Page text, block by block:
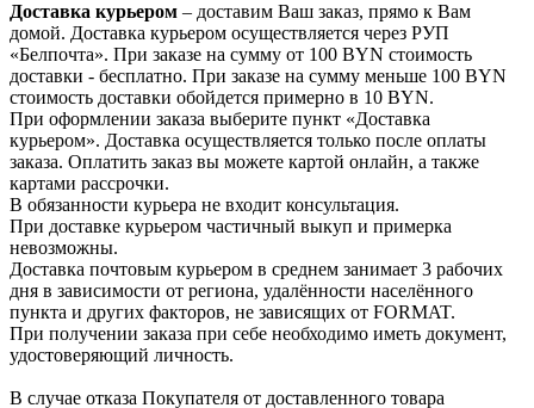
Доставка курьером – доставим Ваш заказ, прямо к Вам
домой. Доставка курьером осуществляется через РУП
«Белпочта». При заказе на сумму от 100 BYN стоимость
доставки - бесплатно. При заказе на сумму меньше 100 BYN
стоимость доставки обойдется примерно в 10 BYN.
При оформлении заказа выберите пункт «Доставка
курьером». Доставка осуществляется только после оплаты
заказа. Оплатить заказ вы можете картой онлайн, а также
картами рассрочки.
В обязанности курьера не входит консультация.
При доставке курьером частичный выкуп и примерка
невозможны.
Доставка почтовым курьером в среднем занимает 3 рабочих
дня в зависимости от региона, удалённости населённого
пункта и других факторов, не зависящих от FORMAT.
При получении заказа при себе необходимо иметь документ,
удостоверяющий личность.
В случае отказа Покупателя от доставленного товара